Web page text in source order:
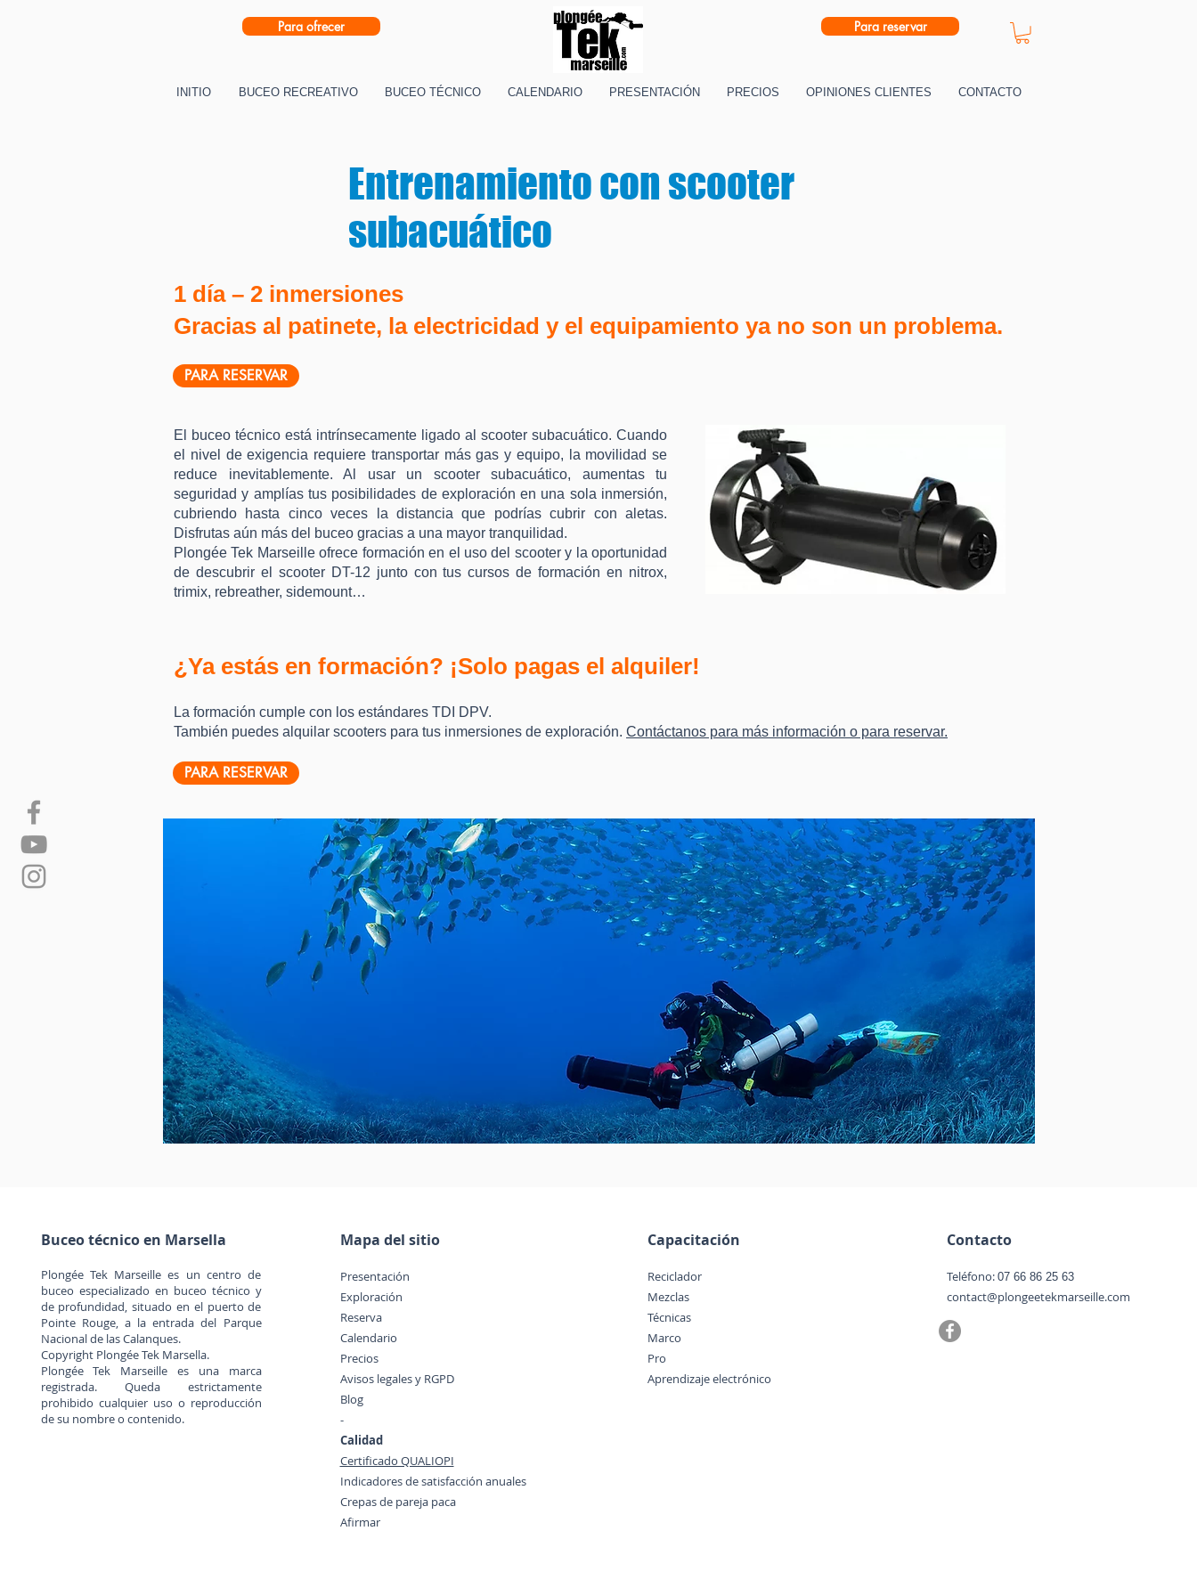
Para ofrecer Para reservar
INITIO BUCEO RECREATIVO BUCEO TÉCNICO CALENDARIO PRESENTACIÓN PRECIOS OPINIONES CLIENTES CONTACTO
Entrenamiento con scooter
subacuático
1 día – 2 inmersiones
Gracias al patinete, la electricidad y el equipamiento ya no son un problema.
PARA RESERVAR
El buceo técnico está intrínsecamente ligado al scooter subacuático. Cuando
el nivel de exigencia requiere transportar más gas y equipo, la movilidad se
reduce inevitablemente. Al usar un scooter subacuático, aumentas tu
seguridad y amplías tus posibilidades de exploración en una sola inmersión,
cubriendo hasta cinco veces la distancia que podrías cubrir con aletas.
Disfrutas aún más del buceo gracias a una mayor tranquilidad.
Plongée Tek Marseille ofrece formación en el uso del scooter y la oportunidad
de descubrir el scooter DT-12 junto con tus cursos de formación en nitrox,
trimix, rebreather, sidemount…
¿Ya estás en formación? ¡Solo pagas el alquiler!
La formación cumple con los estándares TDI DPV.
También puedes alquilar scooters para tus inmersiones de exploración. Contáctanos para más información o para reservar.
PARA RESERVAR
Buceo técnico en Marsella
Plongée Tek Marseille es un centro de
buceo especializado en buceo técnico y
de profundidad, situado en el puerto de
Pointe Rouge, a la entrada del Parque
Nacional de las Calanques.
Copyright Plongée Tek Marsella.
Plongée Tek Marseille es una marca
registrada. Queda estrictamente
prohibido cualquier uso o reproducción
de su nombre o contenido.
Mapa del sitio
Presentación
Exploración
Reserva
Calendario
Precios
Avisos legales y RGPD
Blog
-
Calidad
Certificado QUALIOPI
Indicadores de satisfacción anuales
Crepas de pareja paca
Afirmar
Capacitación
Reciclador
Mezclas
Técnicas
Marco
Pro
Aprendizaje electrónico
Contacto
Teléfono: 07 66 86 25 63
contact@plongeetekmarseille.com